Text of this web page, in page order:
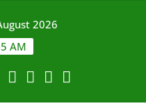
2026
AM